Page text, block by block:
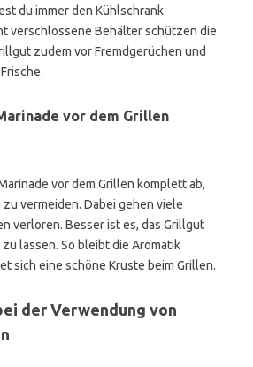
du immer den Kühlschrank
verschlossene Behälter schützen die
zudem vor Fremdgerüchen und
vor dem Grillen
vor dem Grillen komplett ab,
vermeiden. Dabei gehen viele
verloren. Besser ist es, das Grillgut
lassen. So bleibt die Aromatik
sich eine schöne Kruste beim Grillen.
der Verwendung von